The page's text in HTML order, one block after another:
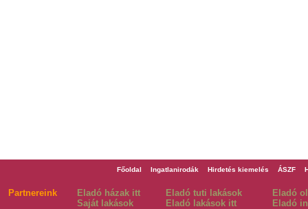
Főoldal Ingatlanirodák Hirdetés kiemelés ÁSZF
Partnereink Eladó házak itt Eladó tuti lakások
Eladó
Saját lakások
Eladó lakások itt Eladó